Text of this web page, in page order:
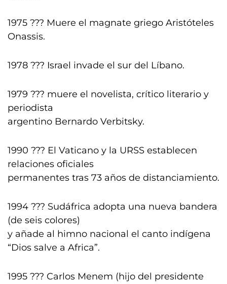
1975 ??? Muere el magnate griego Aristóteles
Onassis.
1978 ??? Israel invade el sur del Líbano.
1979 ??? muere el novelista, crítico literario y
periodista
argentino Bernardo Verbitsky.
1990 ??? El Vaticano y la URSS establecen
relaciones oficiales
permanentes tras 73 años de distanciamiento.
1994 ??? Sudáfrica adopta una nueva bandera
(de seis colores)
y añade al himno nacional el canto indígena
“Dios salve a Africa”.
1995 ??? Carlos Menem (hijo del presidente